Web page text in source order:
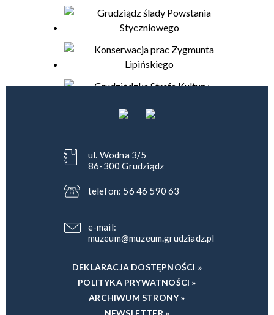
ul. Wodna 3/5
86-300 Grudziądz
telefon: 56 46 590 63
e-mail:
muzeum@muzeum.grudziadz.pl
DEKLARACJA DOSTĘPNOŚCI »
POLITYKA PRYWATNOŚCI »
ARCHIWUM STRONY »
NEWSLETTER »